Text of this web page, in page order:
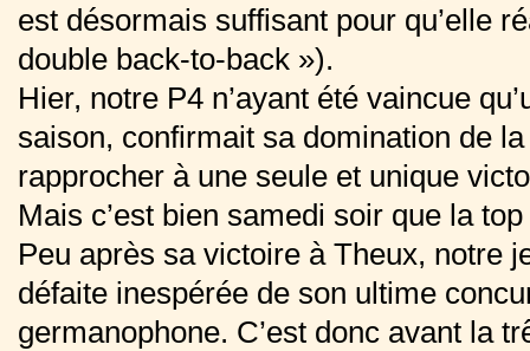
est désormais suffisant pour qu’elle
double back-to-back »).
Hier, notre P4 n’ayant été vaincue
saison, confirmait sa domination de
rapprocher à une seule et unique
Mais c’est bien samedi soir que la
Peu après sa victoire à Theux, notre
défaite inespérée de son ultime
germanophone. C’est donc avant la